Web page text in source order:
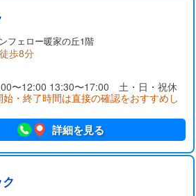
フェロー暖家の丘1階
歩8分
〜12:00 13:30〜17:00 土・日・祝休
始・終了時間は直接の確認をおすすめし
詳細を見る